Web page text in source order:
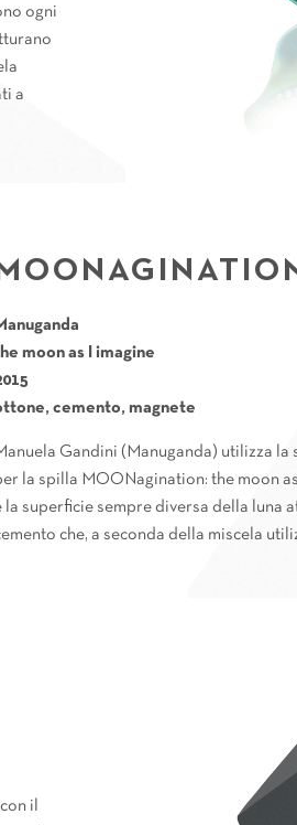
ogni
a
moon as I imagine
cemento, magnete
Gandini (Manuganda) utilizza
la spilla MOONagination: the moon
la superficie sempre diversa della luna
che, a seconda della miscela
il